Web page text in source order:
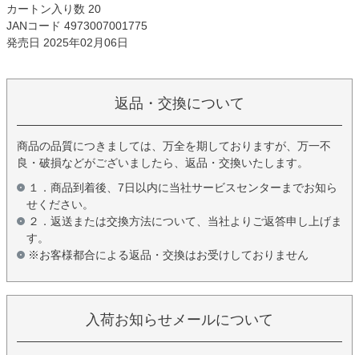
カートン入り数 20
JANコード 4973007001775
発売日 2025年02月06日
返品・交換について
商品の品質につきましては、万全を期しておりますが、万一不
良・破損などがございましたら、返品・交換いたします。
１．商品到着後、7日以内に当社サービスセンターまでお知ら
せください。
２．返送または交換方法について、当社よりご返答申し上げま
す。
※お客様都合による返品・交換はお受けしておりません
入荷お知らせメールについて